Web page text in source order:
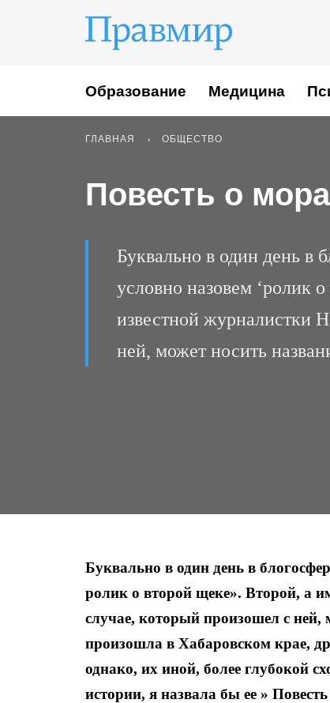
Образование Медицина
ГЛАВНАЯ ОБЩЕСТВО
Повесть о
Буквально в один день в
условно назовем ‘ролик
известной журналистки
ней, может носить
Буквально в один день в
ролик о второй щеке». Второй, а
случае, который произошел с ней,
произошла в Хабаровском крае,
однако, их иной, более глубокой
истории, я назвала бы ее »